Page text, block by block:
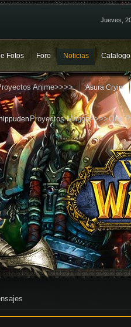
Jueves,
Fotos Foro Noticias
Anime>>>> Asura Cryin
Proyectos Manga>>>>One